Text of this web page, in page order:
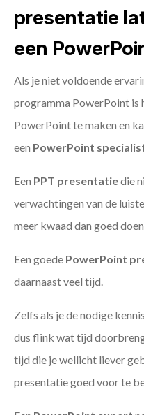
presentatie
een
Als je niet voldoende
programma PowerPoint is
PowerPoint te maken en
een PowerPoint
Een PPT presentatiedie
verwachtingen van de
meer kwaad dan goed
Een goede PowerPoint
daarnaast veel tijd.
Zelfs als je de nodige
dus flink wat tijd
tijd die je wellicht liever
presentatie goed voor te